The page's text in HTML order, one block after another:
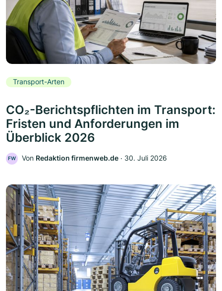
Transport-Arten
CO₂-Berichtspflichten im Transport:
Fristen und Anforderungen im
Überblick 2026
FW Von Redaktion firmenweb.de ‧ 30. Juli 2026